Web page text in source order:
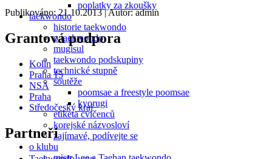
poplatky za zkoušky
taekwondo
historie taekwondo
o taekwondo
mugisul
taekwondo podskupiny
technické stupně
soutěže
poomsae a freestyle poomsae
kyorugi
etiketa cvičenců
korejské názvosloví
zajímavé, podívejte se
o klubu
Publikováno: 21.10.2013| Autor: admin
Grantová podpora
Kolín
Praha 15
NSA
Praha
Středočeský kraj
Partneři